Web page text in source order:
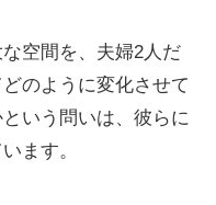
空間を、夫婦2人だ
のように変化させて
いう問いは、彼らに
ます。